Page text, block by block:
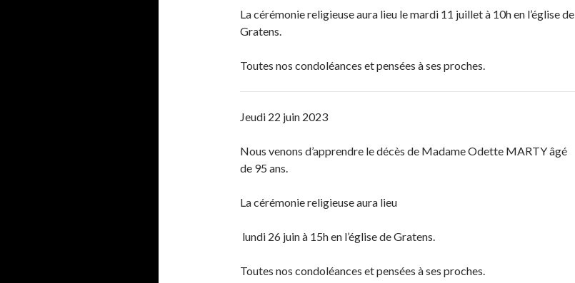
La cérémonie religieuse aura lieu le mardi 11 juillet à 10h en l’église de
Gratens.
Toutes nos condoléances et pensées à ses proches.
Jeudi 22 juin 2023
Nous venons d’apprendre le décès de Madame Odette MARTY âgé
de 95 ans.
La cérémonie religieuse aura lieu
lundi 26 juin à 15h en l’église de Gratens.
Toutes nos condoléances et pensées à ses proches.